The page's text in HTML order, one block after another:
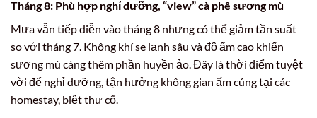
Tháng 8: Phù hợp nghỉ dưỡng, “view” cà phê sương mù
Mưa vẫn tiếp diễn vào tháng 8 nhưng có thể giảm tần suất
so với tháng 7. Không khí se lạnh sâu và độ ẩm cao khiến
sương mù càng thêm phần huyền ảo. Đây là thời điểm tuyệt
vời để nghỉ dưỡng, tận hưởng không gian ấm cúng tại các
homestay, biệt thự cổ.